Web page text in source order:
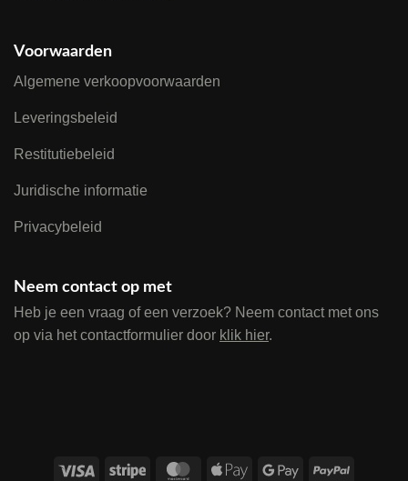
Voorwaarden
Algemene verkoopvoorwaarden
Leveringsbeleid
Restitutiebeleid
Juridische informatie
Privacybeleid
Neem contact op met
Heb je een vraag of een verzoek? Neem contact met ons
op via het contactformulier door klik hier.
Visa Stripe MasterCardApple Google PayPal